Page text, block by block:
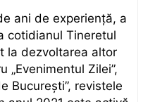
ani de experiență, a
cotidianul Tineretul
la dezvoltarea altor
„Evenimentul Zilei”,
București”, revistele